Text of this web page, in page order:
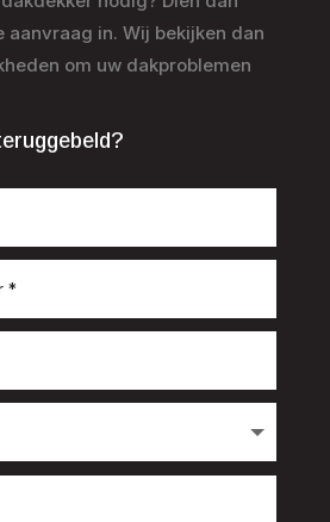
aanvraag in. Wij bekijken dan
om uw dakproblemen